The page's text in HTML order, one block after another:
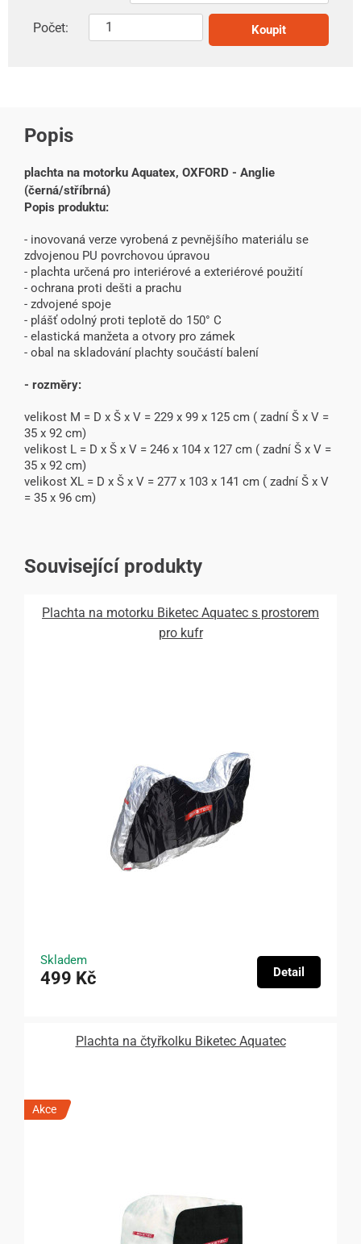
Počet: Koupit
Popis
plachta na motorku Aquatex, OXFORD - Anglie
(černá/stříbrná)
Popis produktu:
- inovovaná verze vyrobená z pevnějšího materiálu se
zdvojenou PU povrchovou úpravou
- plachta určená pro interiérové a exteriérové použití
- ochrana proti dešti a prachu
- zdvojené spoje
- plášť odolný proti teplotě do 150° C
- elastická manžeta a otvory pro zámek
- obal na skladování plachty součástí balení
- rozměry:
velikost M = D x Š x V = 229 x 99 x 125 cm ( zadní Š x V =
35 x 92 cm)
velikost L = D x Š x V = 246 x 104 x 127 cm ( zadní Š x V =
35 x 92 cm)
velikost XL = D x Š x V = 277 x 103 x 141 cm ( zadní Š x V
= 35 x 96 cm)
Související produkty
Plachta na motorku Biketec Aquatec s prostorem
pro kufr
Skladem
499 Kč Detail
Plachta na čtyřkolku Biketec Aquatec
Akce